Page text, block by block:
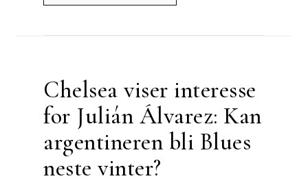
Chelsea viser interesse
for Julián Álvarez: Kan
argentineren bli Blues
neste vinter?